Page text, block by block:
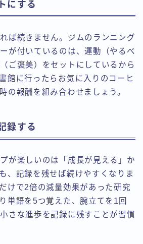
にする
ば続きません。ジムのランニング
が付いているのは、運動（やるべ
ご褒美）をセットにしているから
館に行ったらお気に入りのコーヒ
の報酬を組み合わせましょう。
録する
が楽しいのは「成長が見える」か
、記録を残せば続けやすくなりま
けで2倍の減量効果があった研究
単語を5つ覚えた、腕立てを1回
さな進歩を記録に残すことが習慣